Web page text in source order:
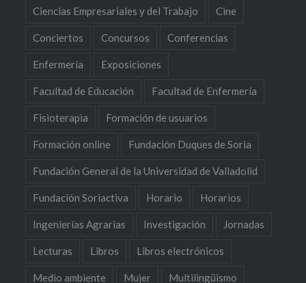
Ciencias Empresariales y del Trabajo Cine
Conciertos Concursos Conferencias
Enfermería Exposiciones
Facultad de Educación Facultad de Enfermería
Fisioterapia Formación de usuarios
Formación online Fundación Duques de Soria
Fundación General de la Universidad de Valladolid
Fundación Soriactiva Horario Horarios
Ingenierías Agrarias Investigación Jornadas
Lecturas Libros Libros electrónicos
Medio ambiente Mujer Multilingüismo